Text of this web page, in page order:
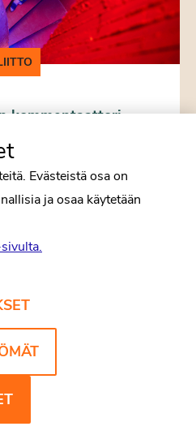
kommentaattori
vuoden 2025
Evästeistä osa on
ja osaa käytetään